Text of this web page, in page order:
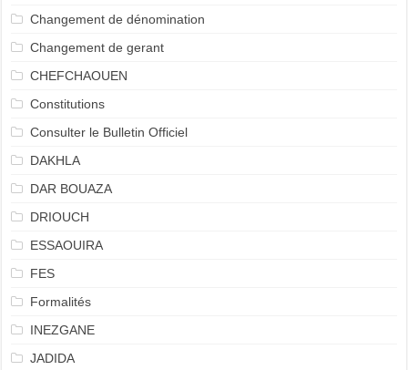
Changement de dénomination
Changement de gerant
CHEFCHAOUEN
Constitutions
Consulter le Bulletin Officiel
DAKHLA
DAR BOUAZA
DRIOUCH
ESSAOUIRA
FES
Formalités
INEZGANE
JADIDA